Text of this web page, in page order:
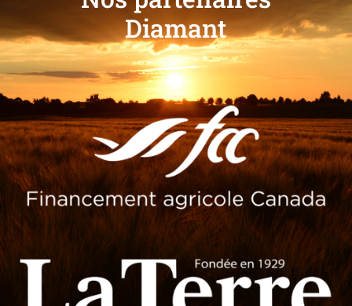
Diamant